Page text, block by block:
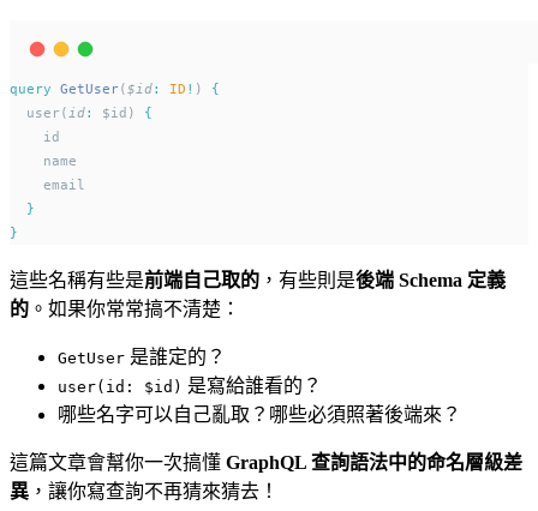
query GetUser( $id: ID ! ) {
  user(
id: $id) {
    id
    name
    email
}
}
這些名稱有些是前端自己取的 ，有些則是後端 Schema 定義
的 。如果你常常搞不清楚：
GetUser 是誰定的？
user(id: $id) 是寫給誰看的？
哪些名字可以自己亂取？哪些必須照著後端來？
這篇文章會幫你一次搞懂 GraphQL 查詢語法中的命名層級差
異 ，讓你寫查詢不再猜來猜去！